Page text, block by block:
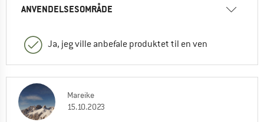
ANVENDELSESOMRÅDE
Ja, jeg ville anbefale produktet til en ven
Mareike
15.10.2023